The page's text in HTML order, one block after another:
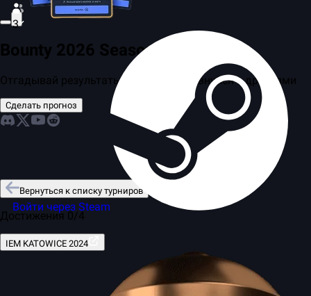
3
Войти через Steam
Bounty 2026 Season 2
Отгадывай результаты матчей и соревнуйся с друзьями
Сделать прогноз
Вернуться к списку турниров
Достижения 0/4
IEM KATOWICE 2024